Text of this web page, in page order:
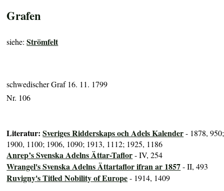
Grafen
siehe:Strömfelt
schwedischer Graf 16. 11. 1799
Nr. 106
Literatur:Sveriges Ridderskaps och Adels Kalender- 1878, 950;
1900, 1100; 1906, 1090; 1913, 1112; 1925, 1186
Anrep’s Svenska Adelns Ättar-Taflor- IV, 254
Wrangel's Svenska Adelns Ättartaflor ifran ar 1857- II, 493
Ruvigny's Titled Nobility of Europe- 1914, 1409